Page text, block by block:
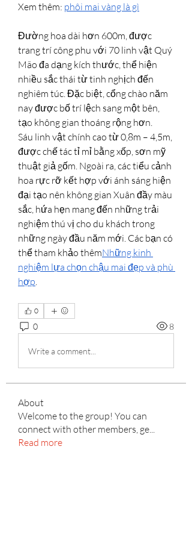
Xem thêm: phôi mai vàng là gì
Đường hoa dài hơn 600m, được
trang trí công phu với 70 linh vật Quý
Mão đa dạng kích thước, thể hiện
nhiều sắc thái từ tinh nghịch đến
nghiêm túc. Đặc biệt, cổng chào năm
nay được bố trí lệch sang một bên,
tạo không gian thoáng rộng hơn.
Sáu linh vật chính cao từ 0,8m – 4,5m,
được chế tác tỉ mỉ bằng xốp, sơn mỹ
thuật giả gốm. Ngoài ra, các tiểu cảnh
hoa rực rỡ kết hợp với ánh sáng hiện
đại tạo nên không gian Xuân đầy màu
sắc, hứa hẹn mang đến những trải
nghiệm thú vị cho du khách trong
những ngày đầu năm mới. Các bạn có
thể tham khảo thêmNhững kinh
nghiệm lựa chọn chậu mai đẹp và phù
hợp.
0
0 8
Write a comment...
About
Welcome to the group! You can
connect with other members, ge...
Read more